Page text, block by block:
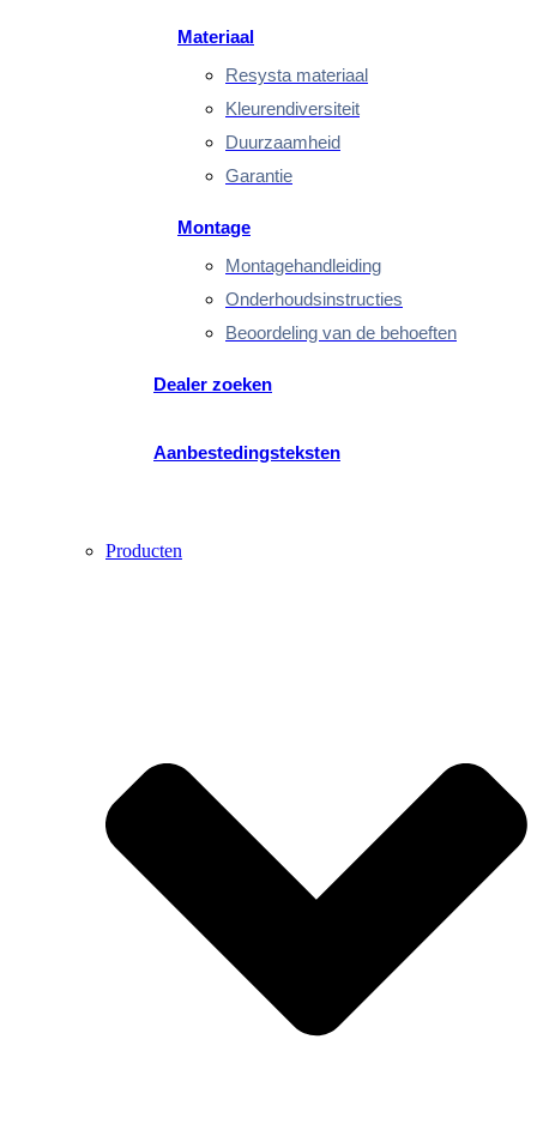
Materiaal
Resysta materiaal
Kleurendiversiteit
Duurzaamheid
Garantie
Montage
Montagehandleiding
Onderhoudsinstructies
Beoordeling van de behoeften
Dealer zoeken
Aanbestedingsteksten
Producten